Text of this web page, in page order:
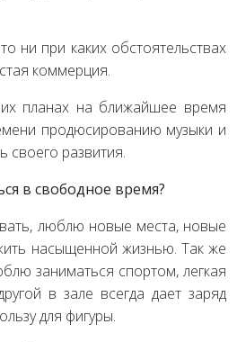
ни при каких обстоятельствах
коммерция.
планах на ближайшее время
продюсированию музыки и
своего развития.
в свободное время?
люблю новые места, новые
насыщенной жизнью. Так же
заниматься спортом, легкая
в зале всегда дает заряд
для фигуры.